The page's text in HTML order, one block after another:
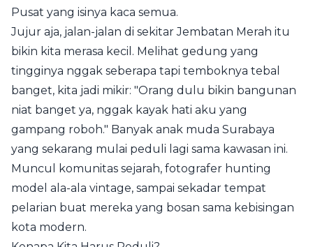
Pusat yang isinya kaca semua.
Jujur aja, jalan-jalan di sekitar Jembatan Merah itu
bikin kita merasa kecil. Melihat gedung yang
tingginya nggak seberapa tapi temboknya tebal
banget, kita jadi mikir: "Orang dulu bikin bangunan
niat banget ya, nggak kayak hati aku yang
gampang roboh." Banyak anak muda Surabaya
yang sekarang mulai peduli lagi sama kawasan ini.
Muncul komunitas sejarah, fotografer hunting
model ala-ala vintage, sampai sekadar tempat
pelarian buat mereka yang bosan sama kebisingan
kota modern.